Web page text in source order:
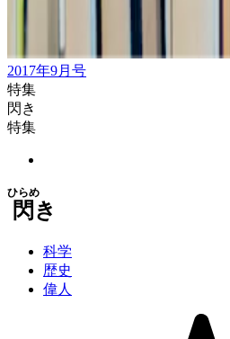
2017年9月号
特集
閃き
特集
閃
ひらめ
き
科学
歴史
偉人